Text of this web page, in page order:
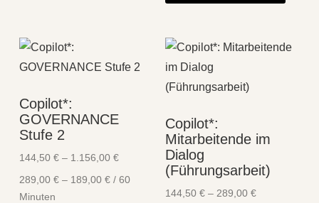
Die
Optionen
Produktseite
gewählt
weist
Copilot*:
GOVERNANCE
Stufe 2
144,50 €– 1.156,00 €
289,00 €– 189,00 €/ 60
Minuten
Copilot*:
Mitarbeitende im
Dialog
(Führungsarbeit)
144,50 €– 289,00 €